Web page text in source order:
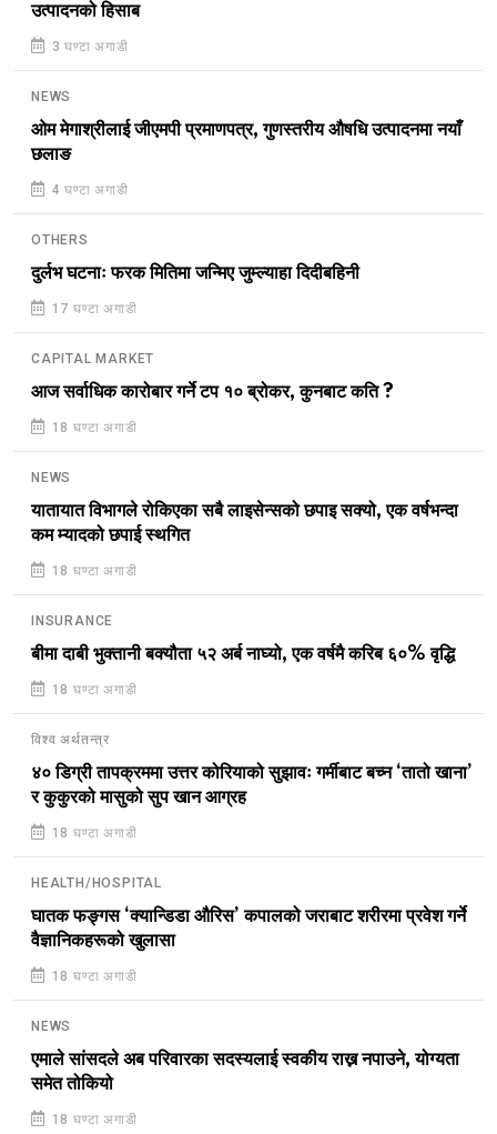
उत्पादनको हिसाब
3 घण्टा अगाडी
NEWS
ओम मेगाश्रीलाई जीएमपी प्रमाणपत्र, गुणस्तरीय औषधि उत्पादनमा नयाँ
छलाङ
4 घण्टा अगाडी
OTHERS
दुर्लभ घटनाः फरक मितिमा जन्मिए जुम्ल्याहा दिदीबहिनी
17 घण्टा अगाडी
CAPITAL MARKET
आज सर्वाधिक कारोबार गर्ने टप १० ब्रोकर, कुनबाट कति ?
18 घण्टा अगाडी
NEWS
यातायात विभागले रोकिएका सबै लाइसेन्सको छपाइ सक्यो, एक वर्षभन्दा
कम म्यादको छपाई स्थगित
18 घण्टा अगाडी
INSURANCE
बीमा दाबी भुक्तानी बक्यौता ५२ अर्ब नाघ्यो, एक वर्षमै करिब ६०% वृद्धि
18 घण्टा अगाडी
विश्व अर्थतन्त्र
४० डिग्री तापक्रममा उत्तर कोरियाको सुझावः गर्मीबाट बच्न ‘तातो खाना’
र कुकुरको मासुको सुप खान आग्रह
18 घण्टा अगाडी
HEALTH/HOSPITAL
घातक फङ्गस ‘क्यान्डिडा औरिस’ कपालको जराबाट शरीरमा प्रवेश गर्ने
वैज्ञानिकहरूको खुलासा
18 घण्टा अगाडी
NEWS
एमाले सांसदले अब परिवारका सदस्यलाई स्वकीय राख्न नपाउने, योग्यता
समेत तोकियो
18 घण्टा अगाडी